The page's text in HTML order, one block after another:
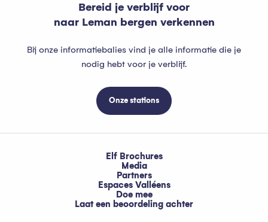
Bereid je verblijf voor
naar Leman bergen verkennen
Bij onze informatiebalies vind je alle informatie die je
nodig hebt voor je verblijf.
Onze stations
Elf Brochures
Media
Partners
Espaces Valléens
Doe mee
Laat een beoordeling achter